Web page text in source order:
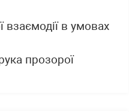
взаємодії в умовах
прозорої